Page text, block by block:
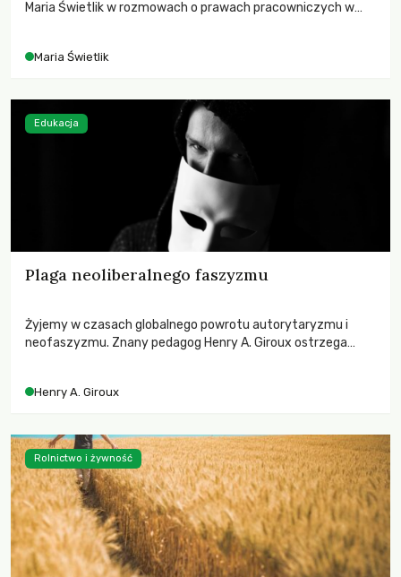
Maria Świetlik w rozmowach o prawach pracowniczych w
Maria Świetlik
Plaga neoliberalnego faszyzmu
Żyjemy w czasach globalnego powrotu autorytaryzmu i
neofaszyzmu. Znany pedagog Henry A. Giroux ostrzega
wychowają świadomych obywateli?
Henry A. Giroux
Edukacja
Rolnictwo i żywność